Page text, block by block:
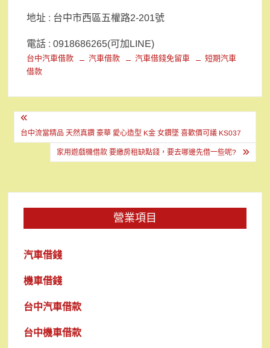
地址 : 台中市西區五權路2-201號
電話 : 0918686265(可加LINE)
台中汽車借款 汽車借款 汽車借錢免留車
短期汽車
借款
文
章台中流當精品 天然真鑽 豪華 愛心造型 K金 女鑽墜 喜歡價可議 KS037
家用遊戲機借款 要繳房租缺點錢，要去哪邊先借一些呢?
營業項目
汽車借錢
機車借錢
台中汽車借款
台中機車借款